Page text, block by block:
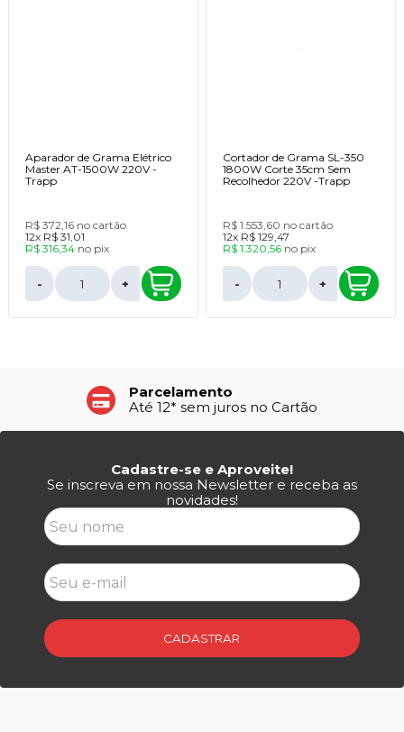
Aparador de Grama Elétrico
Master AT-1500W 220V -
Trapp
R$ 372,16 no cartão
12x R$ 31,01
R$ 316,34 no pix
- +
Cortador de Grama SL-350
1800W Corte 35cm Sem
Recolhedor 220V -Trapp
R$ 1.553,60 no cartão
12x R$ 129,47
R$ 1.320,56 no pix
- +
Parcelamento
Até 12* sem juros no Cartão
Cadastre-se e Aproveite!
Se inscreva em nossa Newsletter e receba as
novidades!
CADASTRAR